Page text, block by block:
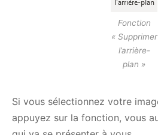
Fonction
« Supprimer
l’arrière-
plan »
Si vous sélectionnez votre
appuyez sur la fonction, vous